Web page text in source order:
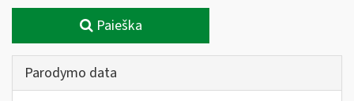
Paieška
Parodymo data